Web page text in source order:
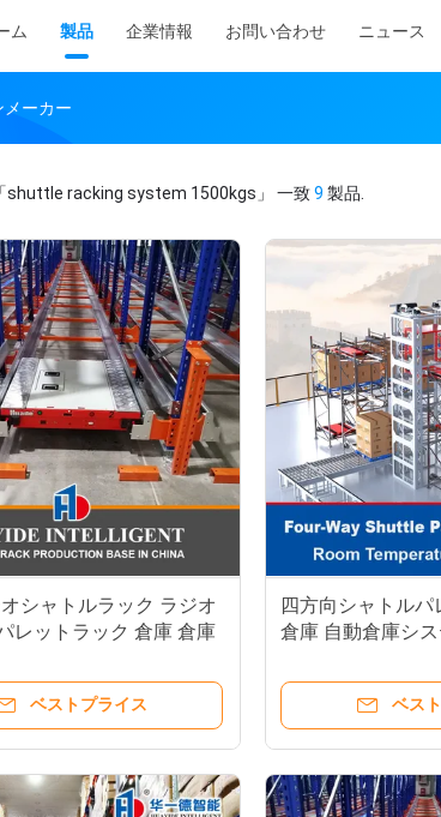
ム 製品 企業情報 お問い合わせ ニュース
ーカー
「shuttle racking system 1500kgs」 一致9 製品.
シャトルラック ラジオ
レットラック 倉庫 倉庫
ベストプライス
四方向シャトルパ
倉庫 自動倉庫シ
ベス